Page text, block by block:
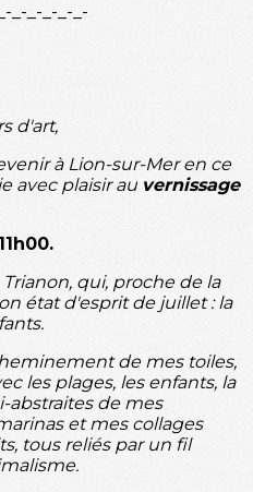
_-_-_-_-_-
d'art,
à Lion-sur-Mer en ce
avec plaisir au vernissage
qui, proche de la
état d'esprit de juillet : la
de mes toiles,
les plages, les enfants, la
abstraites de mes
et mes collages
tous reliés par un fil